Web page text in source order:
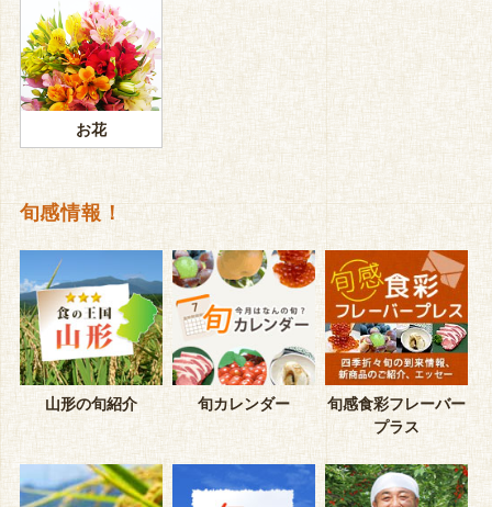
お花
旬感情報！
山形の旬紹介 旬カレンダー
旬感食彩フレーバー
プラス